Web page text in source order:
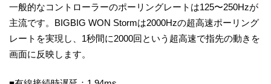
一般的なコントローラーのポーリングレートは125〜250Hzが
主流です。BIGBIG WON Stormは2000Hzの超高速ポーリング
レートを実現し、1秒間に2000回という超高速で指先の動きを
画面に反映します。